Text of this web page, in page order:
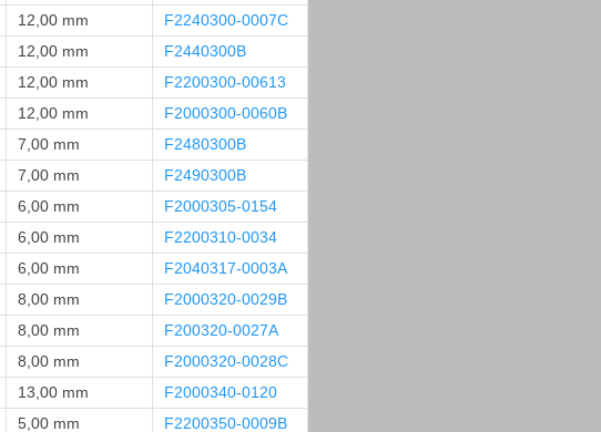
12,00 mm
F2240300-0007C
12,00 mm
F2440300B
12,00 mm
F2200300-00613
12,00 mm
F2000300-0060B
7,00 mm
F2480300B
7,00 mm
F2490300B
6,00 mm
F2000305-0154
6,00 mm
F2200310-0034
6,00 mm
F2040317-0003A
8,00 mm
F2000320-0029B
8,00 mm
F200320-0027A
8,00 mm
F2000320-0028C
13,00 mm
F2000340-0120
5,00 mm F2200350-0009B